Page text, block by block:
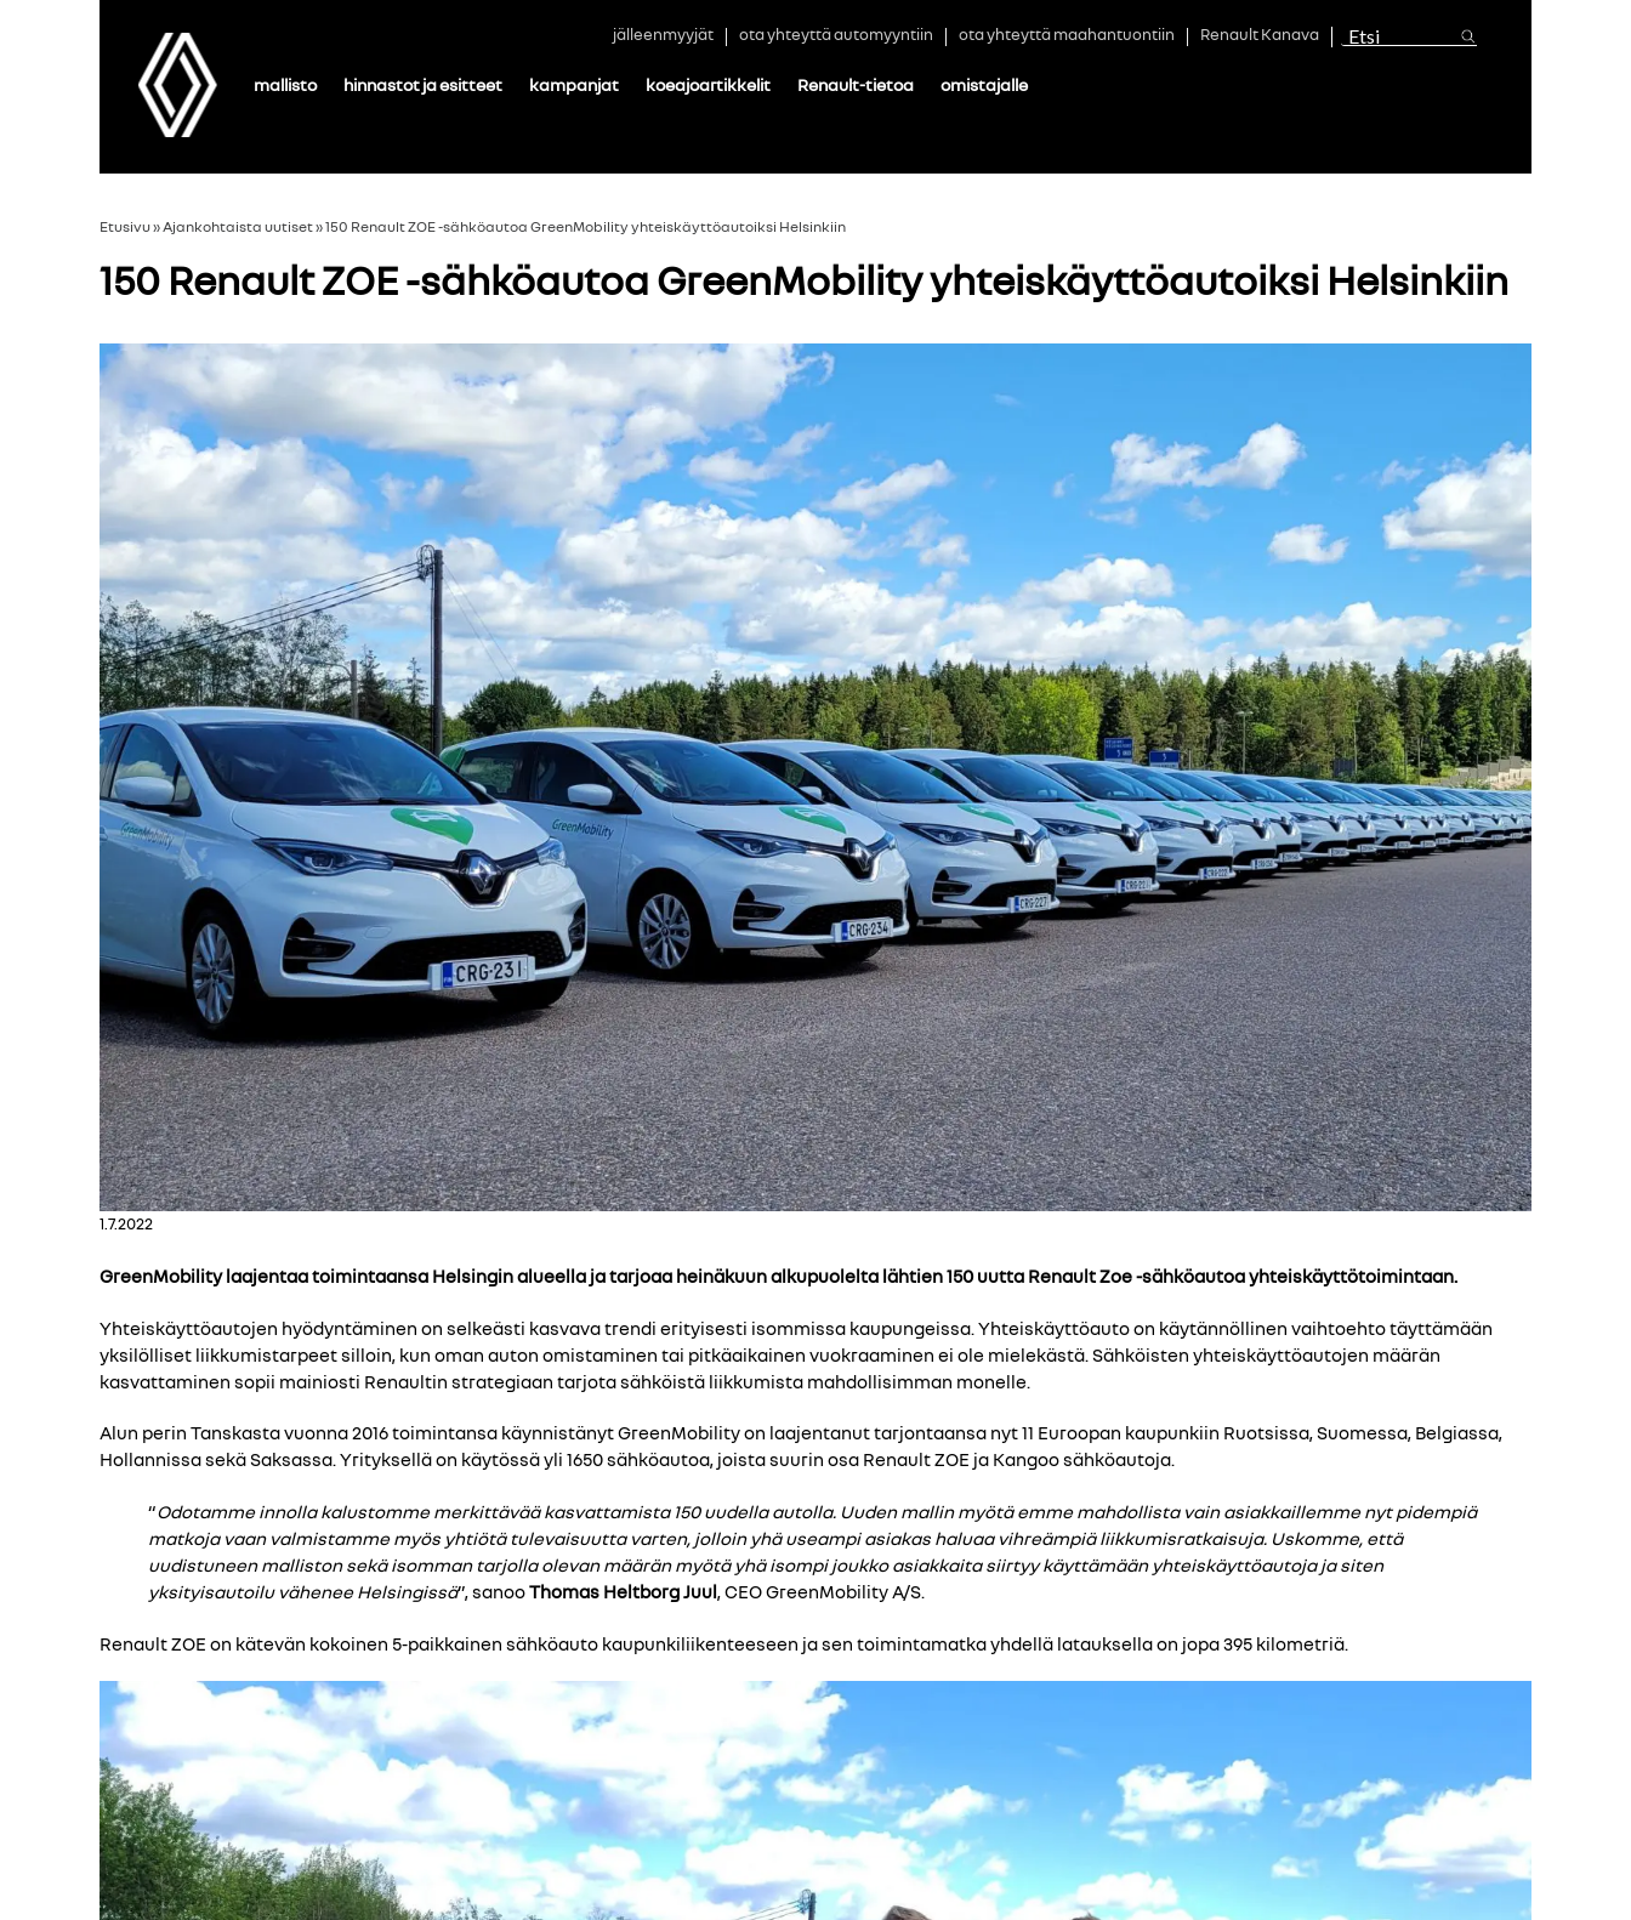
jälleenmyyjät ota yhteyttä automyyntiin ota yhteyttä maahantuontiin Renault Kanava
mallisto hinnastot ja esitteet kampanjat koeajoartikkelit Renault-tietoa omistajalle
Etusivu»Ajankohtaista uutiset»150 Renault ZOE -sähköautoa GreenMobility yhteiskäyttöautoiksi Helsinkiin
150 Renault ZOE -sähköautoa GreenMobility yhteiskäyttöautoiksi Helsinkiin
1.7.2022
GreenMobility laajentaa toimintaansa Helsingin alueella ja tarjoaa heinäkuun alkupuolelta lähtien 150 uutta Renault Zoe -sähköautoa yhteiskäyttötoimintaan.
Yhteiskäyttöautojen hyödyntäminen on selkeästi kasvava trendi erityisesti isommissa kaupungeissa. Yhteiskäyttöauto on käytännöllinen vaihtoehto täyttämään
yksilölliset liikkumistarpeet silloin, kun oman auton omistaminen tai pitkäaikainen vuokraaminen ei ole mielekästä. Sähköisten yhteiskäyttöautojen määrän
kasvattaminen sopii mainiosti Renaultin strategiaan tarjota sähköistä liikkumista mahdollisimman monelle.
Alun perin Tanskasta vuonna 2016 toimintansa käynnistänyt GreenMobility on laajentanut tarjontaansa nyt 11 Euroopan kaupunkiin Ruotsissa, Suomessa, Belgiassa,
Hollannissa sekä Saksassa. Yrityksellä on käytössä yli 1650 sähköautoa, joista suurin osa Renault ZOE ja Kangoo sähköautoja.
“Odotamme innolla kalustomme merkittävää kasvattamista 150 uudella autolla. Uuden mallin myötä emme mahdollista vain asiakkaillemme nyt pidempiä
matkoja vaan valmistamme myös yhtiötä tulevaisuutta varten, jolloin yhä useampi asiakas haluaa vihreämpiä liikkumisratkaisuja. Uskomme, että
uudistuneen malliston sekä isomman tarjolla olevan määrän myötä yhä isompi joukko asiakkaita siirtyy käyttämään yhteiskäyttöautoja ja siten
yksityisautoilu vähenee Helsingissä”, sanooThomas Heltborg Juul, CEO GreenMobility A/S.
Renault ZOE on kätevän kokoinen 5-paikkainen sähköauto kaupunkiliikenteeseen ja sen toimintamatka yhdellä latauksella on jopa 395 kilometriä.